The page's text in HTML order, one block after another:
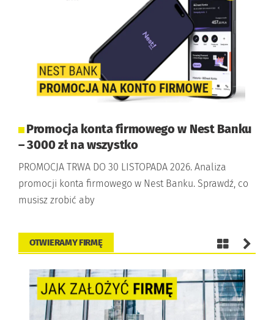
Promocja konta firmowego w Nest Banku
– 3000 zł na wszystko
PROMOCJA TRWA DO 30 LISTOPADA 2026. Analiza
promocji konta firmowego w Nest Banku. Sprawdź, co
musisz zrobić aby
OTWIERAMY FIRMĘ